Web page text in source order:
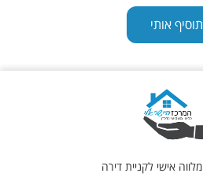
תוסיף אותי
מלווה אישי לקניית דירה